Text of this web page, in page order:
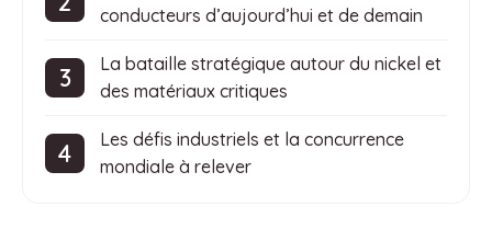
conducteurs d’aujourd’hui et de demain
La bataille stratégique autour du nickel et
des matériaux critiques
Les défis industriels et la concurrence
mondiale à relever